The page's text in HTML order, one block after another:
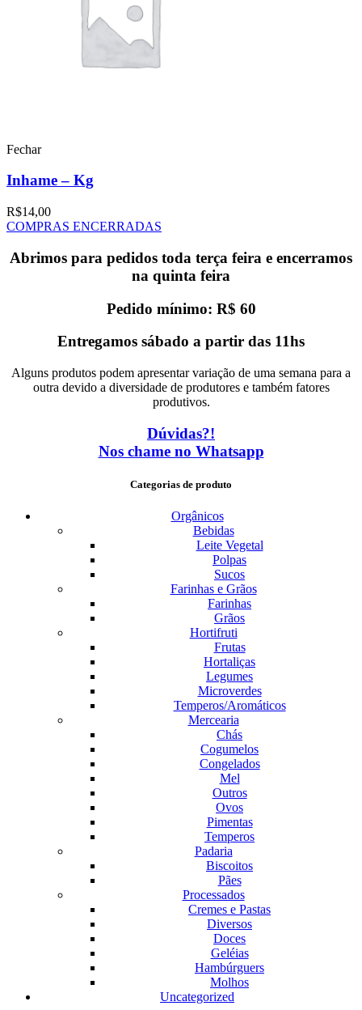
Fechar
Inhame – Kg
R$14,00
COMPRAS ENCERRADAS
Abrimos para pedidos toda terça feira e encerramos
na quinta feira
Pedido mínimo: R$ 60
Entregamos sábado a partir das 11hs
Alguns produtos podem apresentar variação de uma semana para a
outra devido a diversidade de produtores e também fatores
produtivos.
Dúvidas?!
Nos chame no Whatsapp
Categorias de produto
Orgânicos
Bebidas
Leite Vegetal
Polpas
Sucos
Farinhas e Grãos
Farinhas
Grãos
Hortifruti
Frutas
Hortaliças
Legumes
Microverdes
Temperos/Aromáticos
Mercearia
Chás
Cogumelos
Congelados
Mel
Outros
Ovos
Pimentas
Temperos
Padaria
Biscoitos
Pães
Processados
Cremes e Pastas
Diversos
Doces
Geléias
Hambúrguers
Molhos
Uncategorized